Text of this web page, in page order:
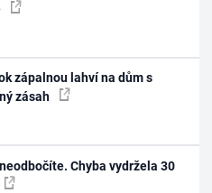
zápalnou lahví na dům s
zásah
Chyba vydržela 30